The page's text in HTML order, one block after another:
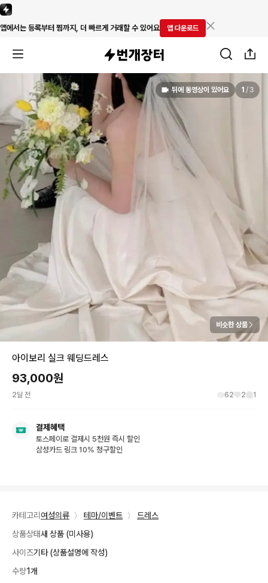
앱에서는 등록부터 찜까지, 더 빠르게 거래할 수 있어요 앱 다운로드
뒤에 동영상이 있어요 1 / 3
비슷한 상품
아이보리 실크 웨딩드레스
93,000원
2달 전 62 2 1
결제혜택
토스페이로 결제시 5천원 즉시 할인
삼성카드 링크 10% 청구할인
카테고리 여성의류 〉 테마/이벤트 〉
드레스
상품상태새 상품 (미사용)
사이즈기타 (상품설명에 작성)
수량1개